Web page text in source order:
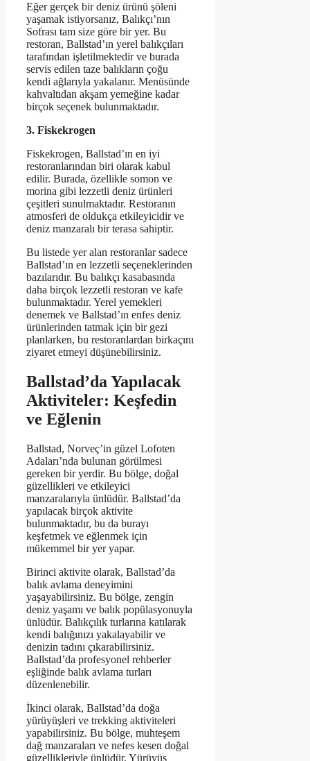
Eğer gerçek bir deniz ürünü şöleni
yaşamak istiyorsanız, Balıkçı’nın
Sofrası tam size göre bir yer. Bu
restoran, Ballstad’ın yerel balıkçıları
tarafından işletilmektedir ve burada
servis edilen taze balıkların çoğu
kendi ağlarıyla yakalanır. Menüsünde
kahvaltıdan akşam yemeğine kadar
birçok seçenek bulunmaktadır.
3. Fiskekrogen
Fiskekrogen, Ballstad’ın en iyi
restoranlarından biri olarak kabul
edilir. Burada, özellikle somon ve
morina gibi lezzetli deniz ürünleri
çeşitleri sunulmaktadır. Restoranın
atmosferi de oldukça etkileyicidir ve
deniz manzaralı bir terasa sahiptir.
Bu listede yer alan restoranlar sadece
Ballstad’ın en lezzetli seçeneklerinden
bazılarıdır. Bu balıkçı kasabasında
daha birçok lezzetli restoran ve kafe
bulunmaktadır. Yerel yemekleri
denemek ve Ballstad’ın enfes deniz
ürünlerinden tatmak için bir gezi
planlarken, bu restoranlardan birkaçını
ziyaret etmeyi düşünebilirsiniz.
Ballstad’da Yapılacak
Aktiviteler: Keşfedin
ve Eğlenin
Ballstad, Norveç’in güzel Lofoten
Adaları’nda bulunan görülmesi
gereken bir yerdir. Bu bölge, doğal
güzellikleri ve etkileyici
manzaralarıyla ünlüdür. Ballstad’da
yapılacak birçok aktivite
bulunmaktadır, bu da burayı
keşfetmek ve eğlenmek için
mükemmel bir yer yapar.
Birinci aktivite olarak, Ballstad’da
balık avlama deneyimini
yaşayabilirsiniz. Bu bölge, zengin
deniz yaşamı ve balık popülasyonuyla
ünlüdür. Balıkçılık turlarına katılarak
kendi balığınızı yakalayabilir ve
denizin tadını çıkarabilirsiniz.
Ballstad’da profesyonel rehberler
eşliğinde balık avlama turları
düzenlenebilir.
İkinci olarak, Ballstad’da doğa
yürüyüşleri ve trekking aktiviteleri
yapabilirsiniz. Bu bölge, muhteşem
dağ manzaraları ve nefes kesen doğal
güzellikleriyle ünlüdür. Yürüyüş